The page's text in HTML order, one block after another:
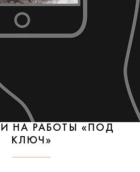
НА РАБОТЫ «ПОД
КЛЮЧ»